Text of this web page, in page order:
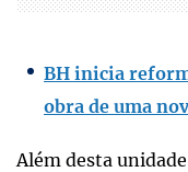
BH inicia
obra de uma
Além desta